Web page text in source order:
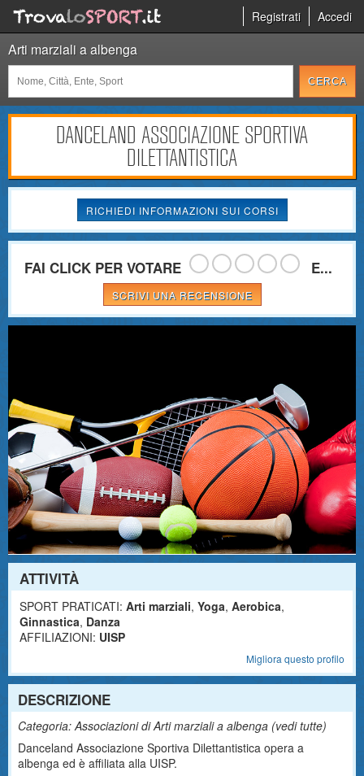
Registrati Accedi
Arti marziali a albenga
DANCELAND ASSOCIAZIONE SPORTIVA
DILETTANTISTICA
RICHIEDI INFORMAZIONI SUI CORSI
FAI CLICK PER VOTARE E...
SCRIVI UNA RECENSIONE
ATTIVITÀ
SPORT PRATICATI: Arti marziali, Yoga, Aerobica,
Ginnastica, Danza
AFFILIAZIONI: UISP
Migliora questo profilo
DESCRIZIONE
Categoria: Associazioni di Arti marziali a albenga (vedi tutte)
Danceland Associazione Sportiva Dilettantistica opera a
albenga ed è affiliata alla UISP.